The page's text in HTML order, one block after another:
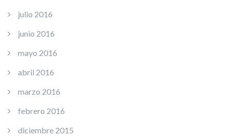
julio 2016
junio 2016
mayo 2016
abril 2016
marzo 2016
febrero 2016
diciembre 2015